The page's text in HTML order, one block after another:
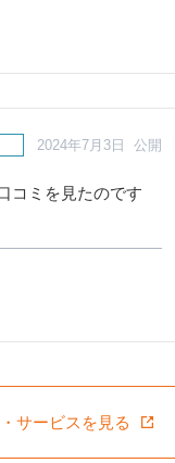
2024年7月3日 公開
コミを見たのです
サービスを見る